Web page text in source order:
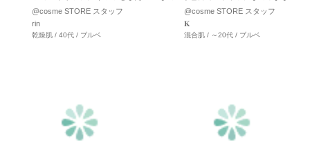
け心地と色持ちの良…
@cosme STORE スタッフ
rin
乾燥肌 / 40代 / ブルベ
た。 こちらの商品は、爽…
@cosme STORE スタッフ
𝐊
混合肌 / ～20代 / ブルベ